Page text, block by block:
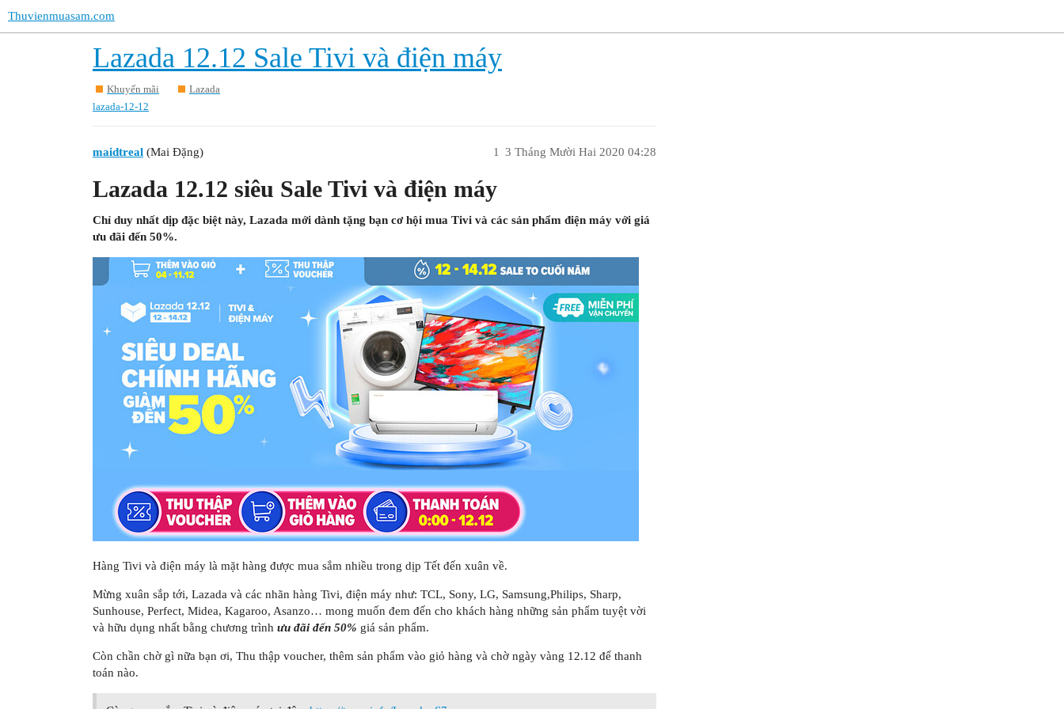
Thuvienmuasam.com
Lazada 12.12 Sale Tivi và điện máy
Khuyến mãi
Lazada
lazada-12-12
maidtreal (Mai Đặng) 3 Tháng Mười Hai 2020 04:28
1
Lazada 12.12 siêu Sale Tivi và điện máy
Chỉ duy nhất dịp đặc biệt này, Lazada mới dành tặng bạn cơ hội mua Tivi và các sản phẩm điện máy với giá
ưu đãi đến 50%.
Hàng Tivi và điện máy là mặt hàng được mua sắm nhiều trong dịp Tết đến xuân về.
Mừng xuân sắp tới, Lazada và các nhãn hàng Tivi, điện máy như: TCL, Sony, LG, Samsung,Philips, Sharp,
Sunhouse, Perfect, Midea, Kagaroo, Asanzo… mong muốn đem đến cho khách hàng những sản phẩm tuyệt vời
và hữu dụng nhất bằng chương trình ưu đãi đến 50% giá sản phẩm.
Còn chần chờ gì nữa bạn ơi, Thu thập voucher, thêm sản phẩm vào giỏ hàng và chờ ngày vàng 12.12 để thanh
toán nào.